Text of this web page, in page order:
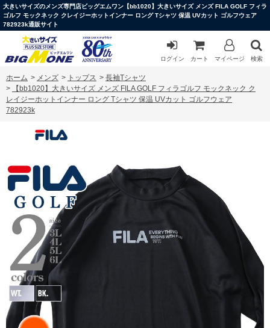
大きいサイズのメンズ専門店ビッグエムワン【bb1020】大きいサイズ メンズ FILA GOLF フィラ
ゴルフ モックネック クレイジーホットインナー ロング Tシャツ 保温 UVカット ゴルフウェア
782923k通販サイト
ログイン カート マイページ 検索
ホーム > メンズ > トップス > 長袖Tシャツ
>
【bb1020】大きいサイズ メンズ FILA GOLF フィラゴルフ モックネック ク
レイジーホットインナー ロング Tシャツ 保温 UVカット ゴルフウェア
782923k